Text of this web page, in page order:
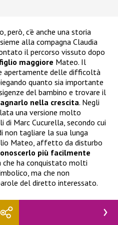
però, c’è anche una storia
alla compagna Claudia
il percorso vissuto dopo
maggiore Mateo. Il
apertamente delle difficoltà
quanto sia importante
del bambino e trovare il
nella crescita. Negli
una versione molto
Marc Cucurella, secondo cui
non tagliare la sua lunga
Mateo, affetto da disturbo
più facilmente
che ha conquistato molti
ma che non
del diretto interessato.